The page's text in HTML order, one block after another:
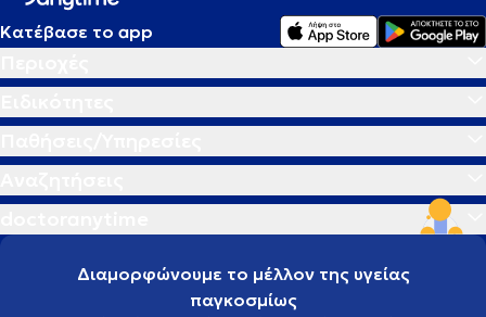
Κατέβασε το app
Διαμορφώνουμε το μέλλον της υγείας
παγκοσμίως